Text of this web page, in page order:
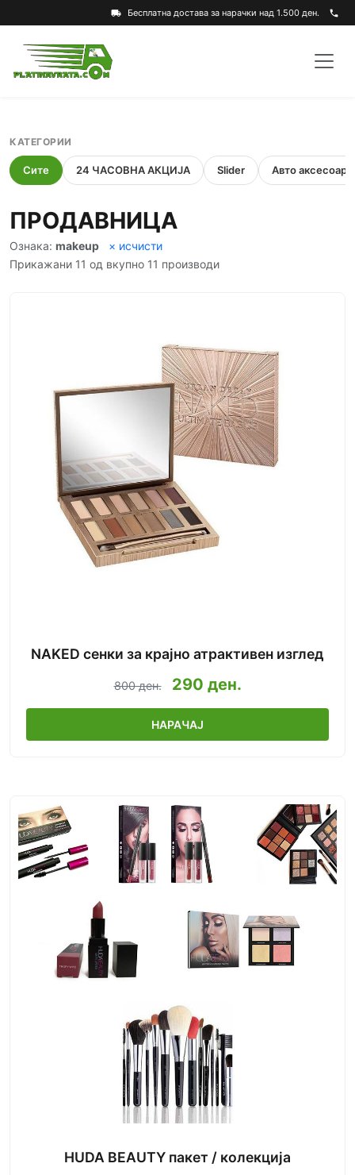
local_shipping Бесплатна достава за нарачки над 1.500 ден. phone
КАТЕГОРИИ
Сите 24 ЧАСОВНА АКЦИЈА Slider Авто аксесоари
ПРОДАВНИЦА
Ознака: makeup
× исчисти
Прикажани 11 од вкупно 11 производи
NAKED сенки за крајно атрактивен изглед
800 ден. 290 ден.
НАРАЧАЈ
HUDA BEAUTY пакет / колекција